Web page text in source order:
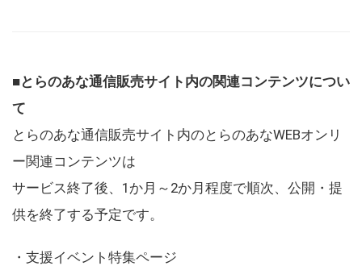
■とらのあな通信販売サイト内の関連コンテンツについ
て
とらのあな通信販売サイト内のとらのあなWEBオンリ
ー関連コンテンツは
サービス終了後、1か月～2か月程度で順次、公開・提
供を終了する予定です。
・支援イベント特集ページ